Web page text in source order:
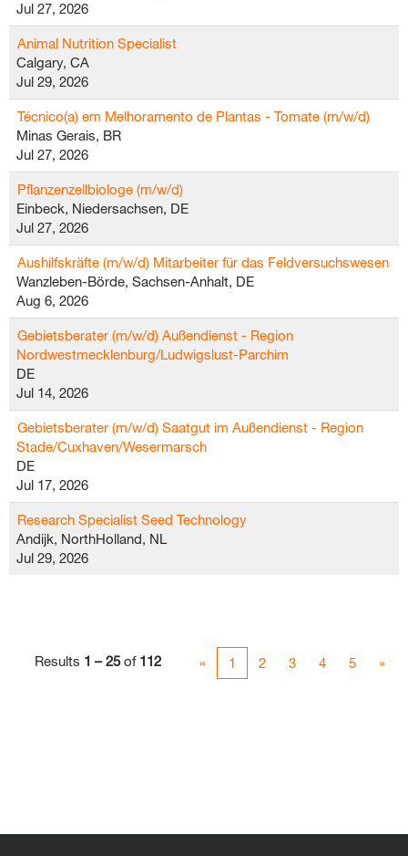
Jul 27, 2026
Animal Nutrition Specialist
Calgary, CA
Jul 29, 2026
Técnico(a) em Melhoramento de Plantas - Tomate (m/w/d)
Minas Gerais, BR
Jul 27, 2026
Pflanzenzellbiologe (m/w/d)
Einbeck, Niedersachsen, DE
Jul 27, 2026
Aushilfskräfte (m/w/d) Mitarbeiter für das Feldversuchswesen
Wanzleben-Börde, Sachsen-Anhalt, DE
Aug 6, 2026
Gebietsberater (m/w/d) Außendienst - Region
Nordwestmecklenburg/Ludwigslust-Parchim
DE
Jul 14, 2026
Gebietsberater (m/w/d) Saatgut im Außendienst - Region
Stade/Cuxhaven/Wesermarsch
DE
Jul 17, 2026
Research Specialist Seed Technology
Andijk, NorthHolland, NL
Jul 29, 2026
Results 1 – 25of 112 « 1 2 3 4 5 »